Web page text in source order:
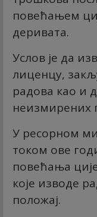
повећањем
деривата.
Услов је да
лиценцу,
радова као и
неизмирених
У ресорном
током ове
повећања
које изводе
положај.